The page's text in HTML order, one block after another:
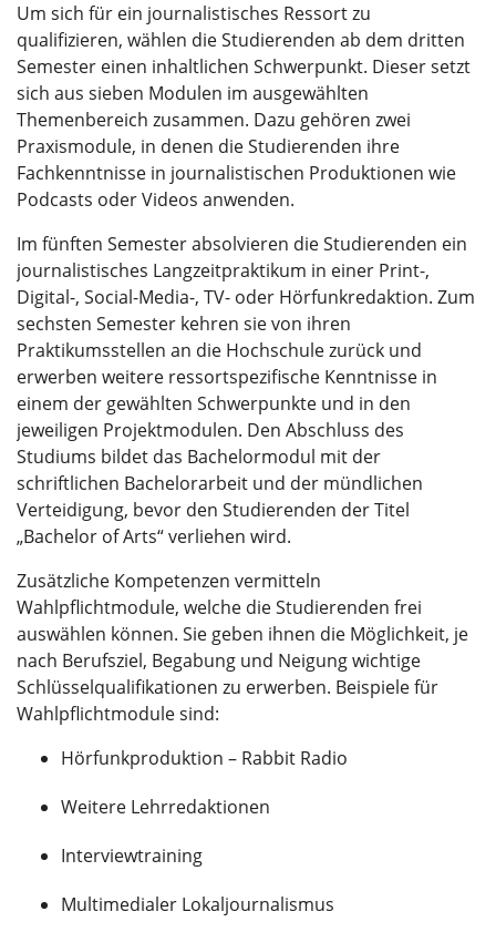
Um sich für ein journalistisches Ressort zu
qualifizieren, wählen die Studierenden ab dem dritten
Semester einen inhaltlichen Schwerpunkt. Dieser setzt
sich aus sieben Modulen im ausgewählten
Themenbereich zusammen. Dazu gehören zwei
Praxismodule, in denen die Studierenden ihre
Fachkenntnisse in journalistischen Produktionen wie
Podcasts oder Videos anwenden.
Im fünften Semester absolvieren die Studierenden ein
journalistisches Langzeitpraktikum in einer Print-,
Digital-, Social-Media-, TV- oder Hörfunkredaktion. Zum
sechsten Semester kehren sie von ihren
Praktikumsstellen an die Hochschule zurück und
erwerben weitere ressortspezifische Kenntnisse in
einem der gewählten Schwerpunkte und in den
jeweiligen Projektmodulen. Den Abschluss des
Studiums bildet das Bachelormodul mit der
schriftlichen Bachelorarbeit und der mündlichen
Verteidigung, bevor den Studierenden der Titel
„Bachelor of Arts“ verliehen wird.
Zusätzliche Kompetenzen vermitteln
Wahlpflichtmodule, welche die Studierenden frei
auswählen können. Sie geben ihnen die Möglichkeit, je
nach Berufsziel, Begabung und Neigung wichtige
Schlüsselqualifikationen zu erwerben. Beispiele für
Wahlpflichtmodule sind:
Hörfunkproduktion – Rabbit Radio
Weitere Lehrredaktionen
Interviewtraining
Multimedialer Lokaljournalismus